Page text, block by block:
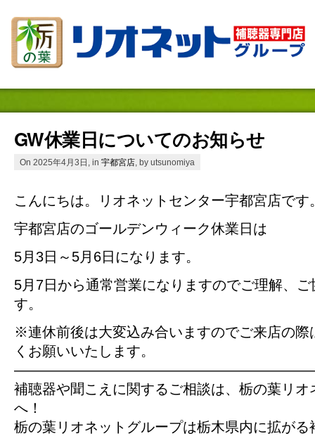
GW休業日についてのお知らせ
On 2025年4月3日, in 宇都宮店 , by utsunomiya
こんにちは。リオネットセンター宇都宮店です
宇都宮店のゴールデンウィーク休業日は
5月3日～5月6日になります。
5月7日から通常営業になりますのでご理解、
す。
※連休前後は大変込み合いますのでご来店の際
くお願いいたします。
補聴器や聞こえに関するご相談は、栃の葉リオ
へ！
栃の葉リオネットグループは栃木県内に拡がる